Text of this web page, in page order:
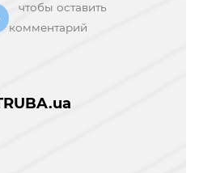
чтобы оставить
комментарий